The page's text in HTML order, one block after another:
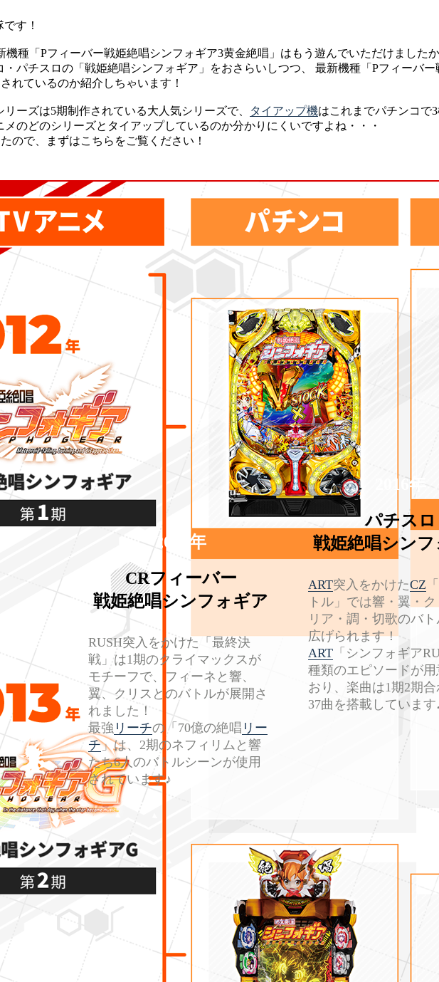
す！
機種「Pフィーバー戦姫絶唱シンフォギア3黄金絶唱」はもう遊んでいただけました
パチスロの「戦姫絶唱シンフォギア」をおさらいしつつ、 最新機種「Pフィーバ
れているのか紹介しちゃいます！
ーズは5期制作されている大人気シリーズで、 タイアップ機はこれまでパチンコで
のどのシリーズとタイアップしているのか分かりにくいですよね・・・
ので、まずはこちらをご覧ください！
2017年
CRフィーバー
戦姫絶唱シンフォギア
RUSH突入をかけた「最終決
戦」は1期のクライマックスが
モチーフで、フィーネと響、
翼、クリスとのバトルが展開さ
れました！
最強 リーチの「70億の絶唱 リー
チ」は、2期のネフィリムと響
たち6人のバトルシーンが使用
されています♪
2016年
パチスロ
戦姫絶唱シン
ART突入をかけたCZ
トル」では響・翼・
リア・調・切歌のバ
広げられます！
ART 「シンフォギア
種類のエピソードが
おり、楽曲は1期2期
37曲を搭載しています